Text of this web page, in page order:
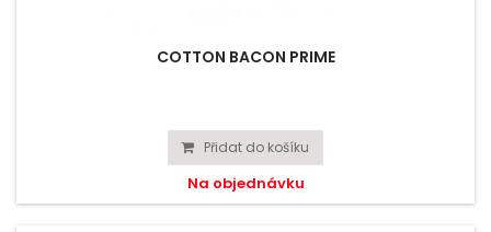
COTTON BACON PRIME
Přidat do košíku
Na objednávku